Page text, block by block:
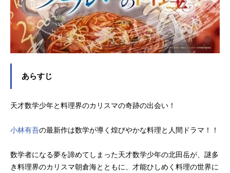
あらすじ
天才数学少年と料理界のカリスマの奇跡の出会い！
小林有吾の最新作は数学が導く煌びやかな料理と人間ドラマ！！
数学者になる夢を諦めてしまった天才数学少年の北田岳が、謎多
き料理界のカリスマ朝倉海とともに、才能ひしめく料理の世界に